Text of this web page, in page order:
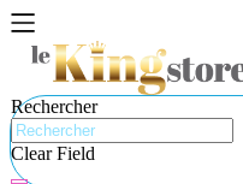
Rechercher
Clear Field